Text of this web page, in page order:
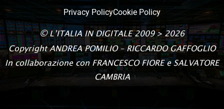
Privacy PolicyCookie Policy
© L’ITALIA IN DIGITALE2009 > 2026
CopyrightANDREA POMILIO – RICCARDO GAFFOGLIO
In collaborazione con FRANCESCO FIORE e SALVATORE
CAMBRIA